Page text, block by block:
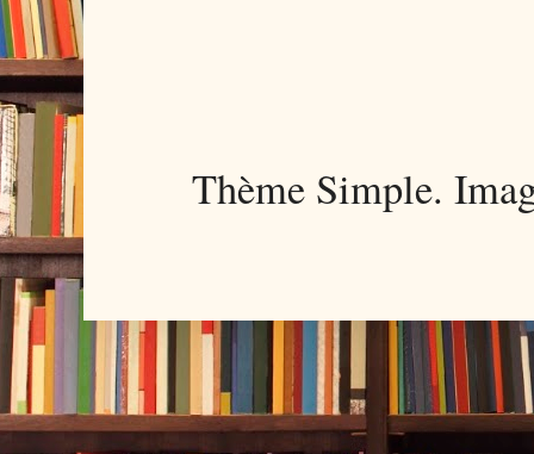
Thème Simple.